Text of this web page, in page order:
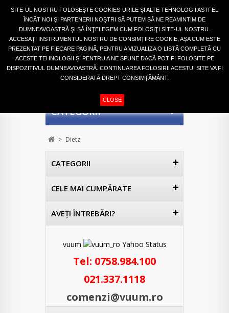
Autentifică-te
COŞ (GOL)
CATEGORII
> Dietz
CATEGORII
CELE MAI CUMPĂRATE
AVEŢI ÎNTREBĂRI?
vuum
Tel: 0758.984.100
021.337.1118
comenzi@vuum.ro
SITE-UL NOSTRU FOLOSEŞTE COOKIES-URILE ŞI ALTE TEHNOLOGII ASTFEL
ÎNCÂT NOI ŞI PARTENERII NOŞTRI SĂ PUTEM SĂ NE REAMINTIM DE
DUMNEAVOASTRĂ ŞI SĂ ÎNŢELEGEM CUM FOLOSIŢI SITE-UL NOSTRU.
ACCESAȚI INSTRUMENTUL NOSTRU DE CONSIMȚIRE COOKIE, AȘA CUM ESTE
PREZENTAT PE FIECARE PAGINĂ, PENTRU A VIZUALIZA O LISTĂ COMPLETĂ CU
ACESTE TEHNOLOGII ȘI PENTRU A NE SPUNE DACĂ POT FI FOLOSITE PE
DISPOZITIVUL DUMNEAVOASTRĂ. CONTINUAREA FOLOSIRII ACESTUI SITE VA FI
CONSIDERATĂ DREPT CONSIMȚĂMÂNT.
CLOSE